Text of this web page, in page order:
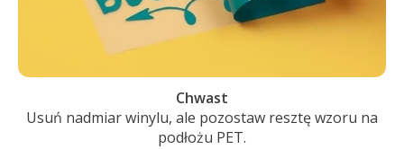
Chwast
Usuń nadmiar winylu, ale pozostaw resztę wzoru na
podłożu PET.